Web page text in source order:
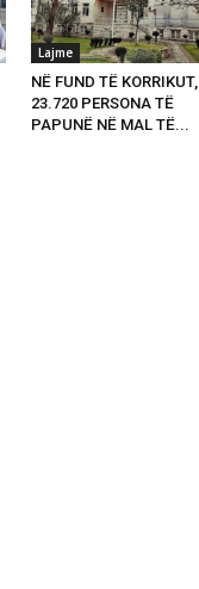
Lajme
NË FUND TË KORRIKUT,
23.720 PERSONA TË
PAPUNË NË MAL TË...